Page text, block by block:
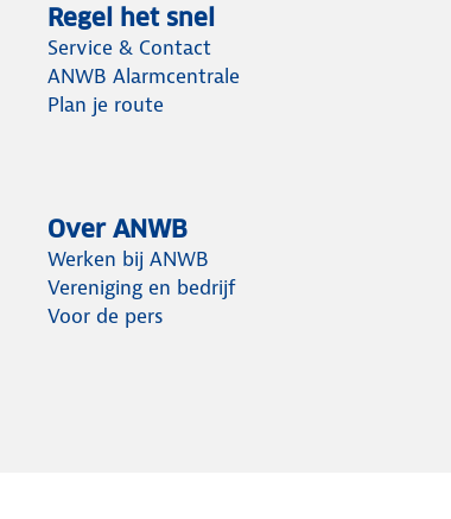
Regel het snel
Service & Contact
ANWB Alarmcentrale
Plan je route
Over ANWB
Werken bij ANWB
Vereniging en bedrijf
Voor de pers